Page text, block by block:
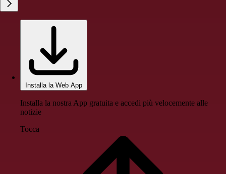
Installa la Web App
Installa la nostra App gratuita e accedi più velocemente alle
notizie
Tocca